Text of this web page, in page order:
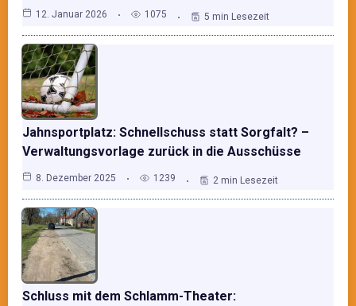
12. Januar 2026 1075 5 min Lesezeit
Jahnsportplatz: Schnellschuss statt Sorgfalt? –
Verwaltungsvorlage zurück in die Ausschüsse
8. Dezember 2025 1239 2 min Lesezeit
Schluss mit dem Schlamm-Theater: